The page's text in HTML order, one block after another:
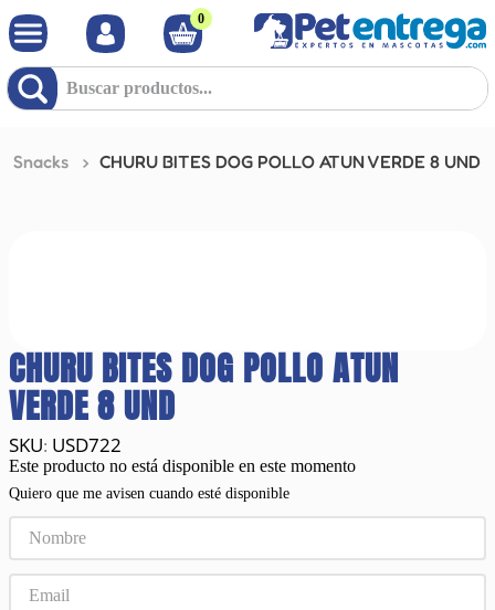
0
Buscar productos...
Snacks CHURU BITES DOG POLLO ATUN VERDE 8 UND
CHURU BITES DOG POLLO ATUN
VERDE 8 UND
: USD722
Este producto no está disponible en este momento
Quiero que me avisen cuando esté disponible